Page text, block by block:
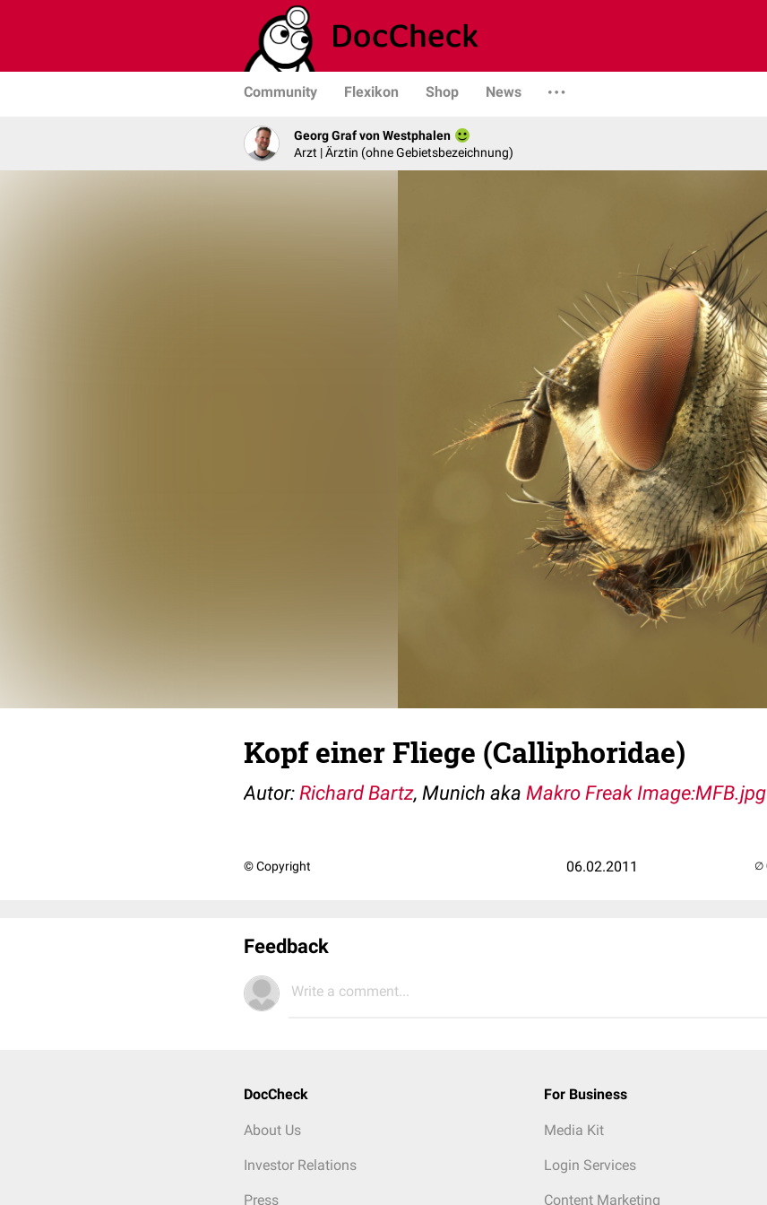
Community Flexikon Shop News
Georg Graf von Westphalen
Arzt | Ärztin (ohne Gebietsbezeichnung)
Kopf einer Fliege (Calliphoridae)
Autor: Richard Bartz, Munich aka Makro Freak Image:MFB.jpg
© Copyright 06.02.2011
Feedback
Write a comment...
DocCheck
About Us
Investor Relations
Press
For Business
Media Kit
Login Services
Content Marketing